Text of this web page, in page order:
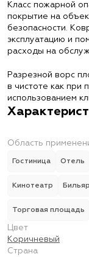
Класс пожарной
покрытие на
безопасности.
эксплуатацию и
расходы на
Разрезной ворс
в чистоте как при
использованием
Область
Гостиница Отель
Кинотеатр
Торговая площадь
Цвет
Коричневый
Страна